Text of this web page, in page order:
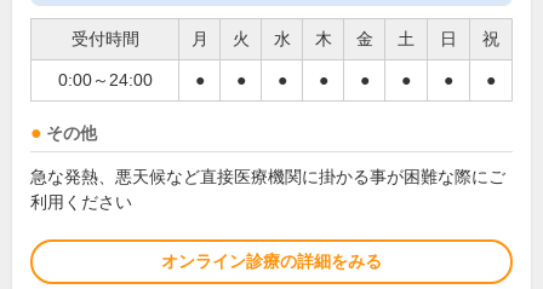
受付時間 月 火 水 木 金 土 日 祝
0:00～24:00 ● ● ● ● ● ● ● ●
その他
急な発熱、悪天候など直接医療機関に掛かる事が困難な際にご
利用ください
オンライン診療の詳細をみる